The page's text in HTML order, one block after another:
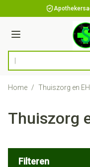
Ga naar de inhoud
Menu
Product, merk,
Home / Thuiszorg en
Thuiszorg
Filteren